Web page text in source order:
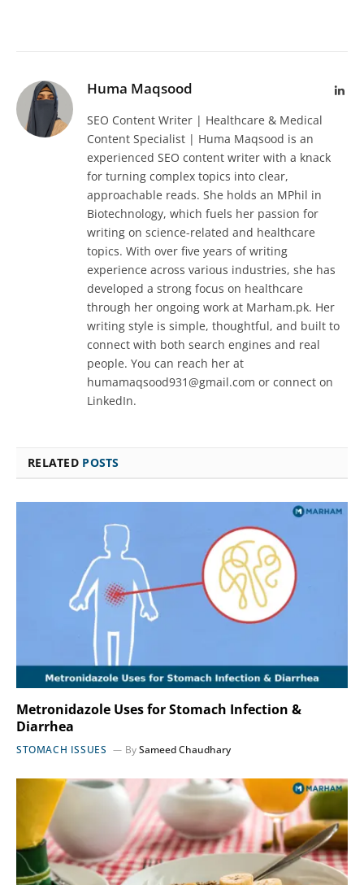
Huma Maqsood
SEO Content Writer | Healthcare & Medical
Content Specialist | Huma Maqsood is an
experienced SEO content writer with a knack
for turning complex topics into clear,
approachable reads. She holds an MPhil in
Biotechnology, which fuels her passion for
writing on science-related and healthcare
topics. With over five years of writing
experience across various industries, she has
developed a strong focus on healthcare
through her ongoing work at Marham.pk. Her
writing style is simple, thoughtful, and built to
connect with both search engines and real
people. You can reach her at
humamaqsood931@gmail.com or connect on
LinkedIn.
RELATED POSTS
Metronidazole Uses for Stomach Infection &
Diarrhea
STOMACH ISSUES By Sameed Chaudhary